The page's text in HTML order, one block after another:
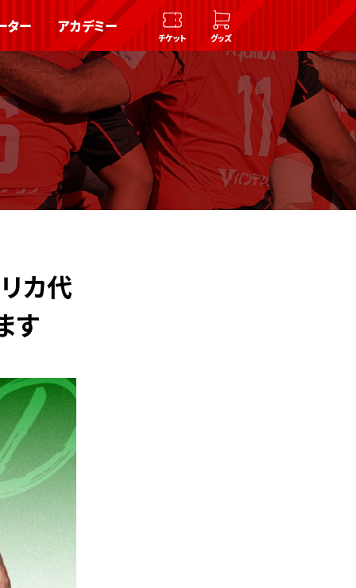
ター アカデミー
チケット グッズ
カ代
す